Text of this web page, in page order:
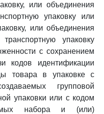
или объединения
упаковку или
или объединения
упаковку
с сохранением
кодов идентификации
товара в упаковке с
групповой
упаковки или с кодом
набора и (или)